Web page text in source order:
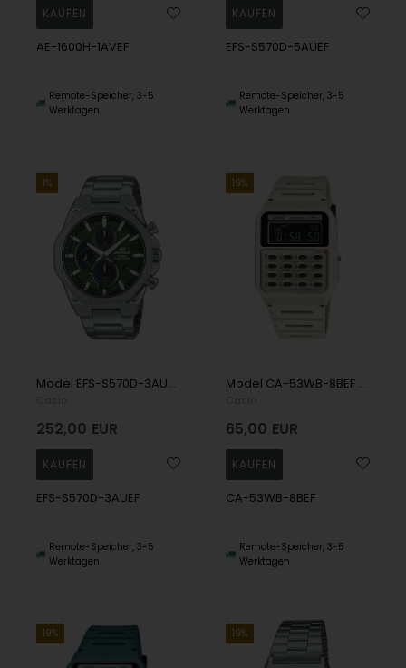
AE-1600H-1AVEF
Remote-Speicher, 3-5
Werktagen
EFS-S570D-5AUEF
Remote-Speicher, 3-5
Werktagen
1%
Model EFS-S570D-3AUEF Casio Edifice Quartz Herren uhr
252,00 EUR
EFS-S570D-3AUEF
Remote-Speicher, 3-5
Werktagen
19%
Model CA-53WB-8BEF Casio Timeless Quarts Herren uhr
65,00 EUR
CA-53WB-8BEF
Remote-Speicher, 3-5
Werktagen
19% 19%